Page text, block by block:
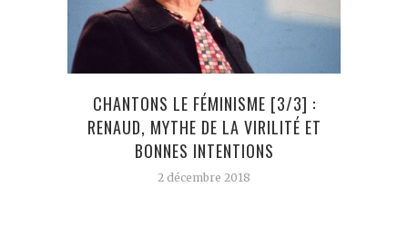
CHANTONS LE FÉMINISME [3/3] :
RENAUD, MYTHE DE LA VIRILITÉ ET
BONNES INTENTIONS
2 décembre 2018